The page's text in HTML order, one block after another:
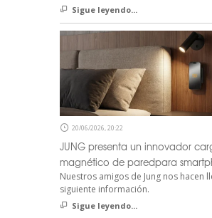
Sigue leyendo...
20/06/2026, 20:22
JUNG presenta un innovador
magnético de paredpara
Nuestros amigos de Jung nos hacen
siguiente información.
Sigue leyendo...